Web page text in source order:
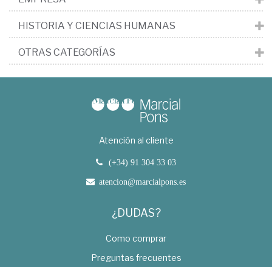
HISTORIA Y CIENCIAS HUMANAS
OTRAS CATEGORÍAS
Atención al cliente
(+34) 91 304 33 03
atencion@marcialpons.es
¿DUDAS?
Como comprar
Preguntas frecuentes